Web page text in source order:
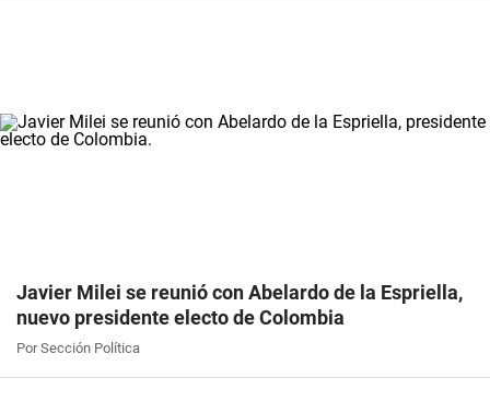
Javier Milei se reunió con Abelardo de la Espriella,
nuevo presidente electo de Colombia
Por Sección Política